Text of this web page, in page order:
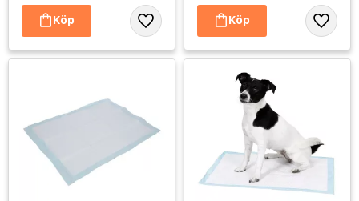
Lägg till i favoriter Lägg